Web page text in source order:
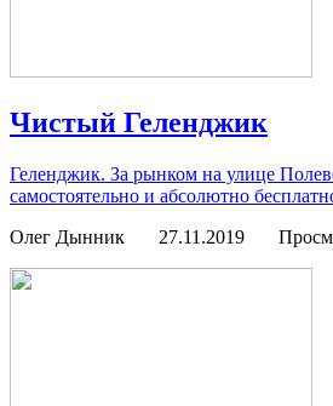
Чистый Геленджик
Геленджик. За рынком на улице
самостоятельно и абсолютно
Олег Дынник
27.11.2019